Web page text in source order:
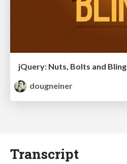
jQuery: Nuts, Bolts and Bling
dougneiner
Transcript